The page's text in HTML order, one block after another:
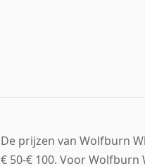
De prijzen van Wolfburn
€ 50-€ 100. Voor